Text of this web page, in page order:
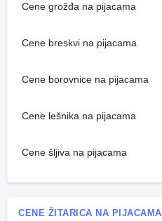
Cene grožđa na pijacama
Cene breskvi na pijacama
Cene borovnice na pijacama
Cene lešnika na pijacama
Cene šljiva na pijacama
CENE ŽITARICA NA PIJACAMA